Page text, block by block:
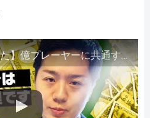
【月収1000万円超えた】億プレーヤーに共通する特徴を語ります